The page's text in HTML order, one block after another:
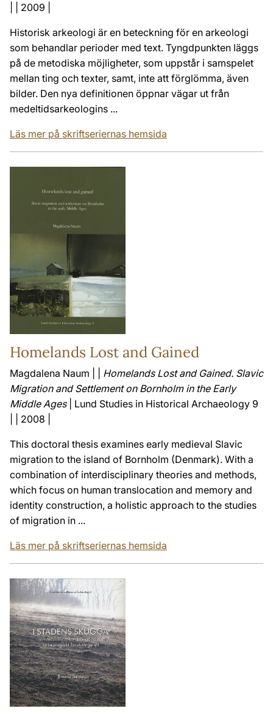
| | 2009 |
Historisk arkeologi är en beteckning för en arkeologi
som behandlar perioder med text. Tyngdpunkten läggs
på de metodiska möjligheter, som uppstår i samspelet
mellan ting och texter, samt, inte att förglömma, även
bilder. Den nya definitionen öppnar vägar ut från
medeltidsarkeologins ...
Läs mer på skriftseriernas hemsida
Homelands Lost and Gained
Magdalena Naum | | Homelands Lost and Gained. Slavic
Migration and Settlement on Bornholm in the Early
Middle Ages| Lund Studies in Historical Archaeology 9
| | 2008 |
This doctoral thesis examines early medieval Slavic
migration to the island of Bornholm (Denmark). With a
combination of interdisciplinary theories and methods,
which focus on human translocation and memory and
identity construction, a holistic approach to the studies
of migration in ...
Läs mer på skriftseriernas hemsida